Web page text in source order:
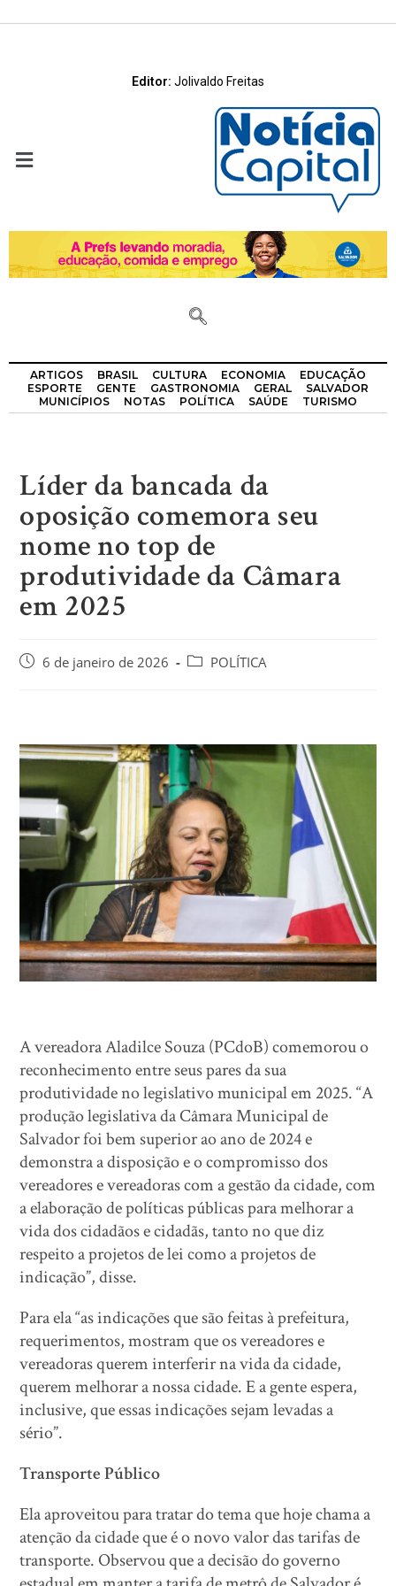
Editor: Jolivaldo Freitas
ARTIGOS BRASIL CULTURA ECONOMIA
EDUCAÇÃO
ESPORTE
GENTE GASTRONOMIA GERAL
SALVADOR
MUNICÍPIOS
NOTAS POLÍTICA SAÚDE TURISMO
Líder da bancada da
oposição comemora seu
nome no top de
produtividade da Câmara
em 2025
6 de janeiro de 2026 POLÍTICA
A vereadora Aladilce Souza (PCdoB) comemorou o
reconhecimento entre seus pares da sua
produtividade no legislativo municipal em 2025. “A
produção legislativa da Câmara Municipal de
Salvador foi bem superior ao ano de 2024 e
demonstra a disposição e o compromisso dos
vereadores e vereadoras com a gestão da cidade, com
a elaboração de políticas públicas para melhorar a
vida dos cidadãos e cidadãs, tanto no que diz
respeito a projetos de lei como a projetos de
indicação”, disse.
Para ela “as indicações que são feitas à prefeitura,
requerimentos, mostram que os vereadores e
vereadoras querem interferir na vida da cidade,
querem melhorar a nossa cidade. E a gente espera,
inclusive, que essas indicações sejam levadas a
sério”.
Transporte Público
Ela aproveitou para tratar do tema que hoje chama a
atenção da cidade que é o novo valor das tarifas de
transporte. Observou que a decisão do governo